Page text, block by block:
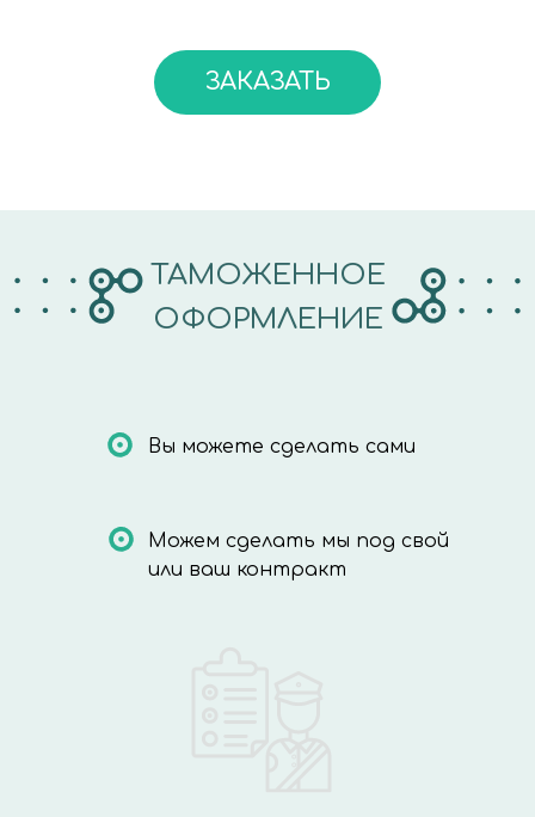
ЗАКАЗАТЬ
ТАМОЖЕННОЕ
ОФОРМЛЕНИЕ
Вы можете сделать сами
Можем сделать мы под свой
или ваш контракт